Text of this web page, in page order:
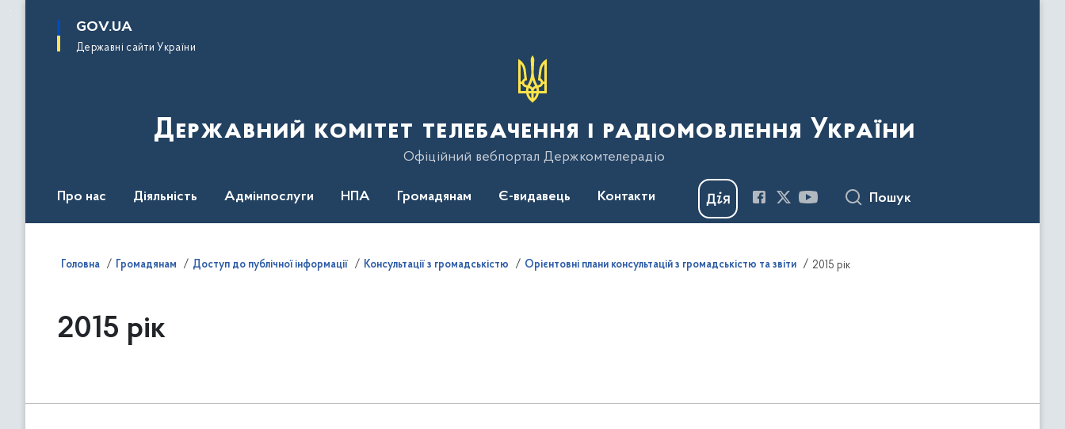
основного
GOV.UA
Державні сайти України
Державний комітет телебачення і радіомовлення України
Офіційний вебпортал Держкомтелерадіо
Про нас Діяльність Адмінпослуги НПА Громадянам Є-видавець Контакти Пошук
Головна Громадянам Доступ до публічної інформації Консультації з громадськістю Орієнтовні плани консультацій з громадськістю та звіти 2015 рік
2015 рік